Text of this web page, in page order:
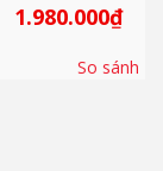
Giá
gốc
3.500.000₫.
1.980.000₫Giá
là:
So sánh